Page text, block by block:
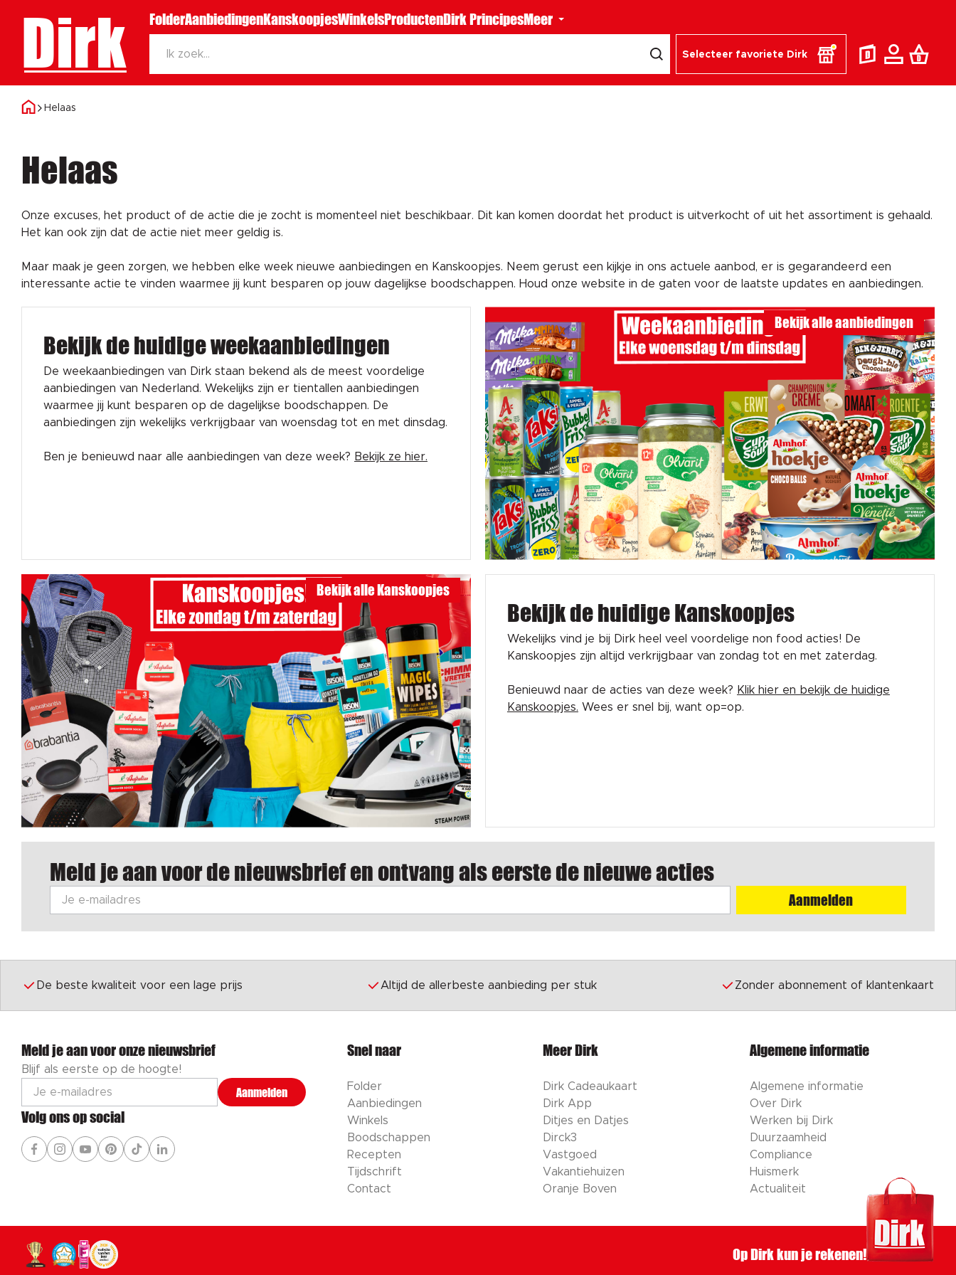
Dirk FolderAanbiedingenKanskoopjesWinkelsProductenDirk PrincipesMeer
Selecteer favoriete Dirk
Helaas
Helaas
Onze excuses, het product of de actie die je zocht is momenteel niet beschikbaar. Dit kan komen doordat het product is uitverkocht of uit het assortiment is gehaald.
Het kan ook zijn dat de actie niet meer geldig is.
Maar maak je geen zorgen, we hebben elke week nieuwe aanbiedingen en Kanskoopjes. Neem gerust een kijkje in ons actuele aanbod, er is gegarandeerd een
interessante actie te vinden waarmee jij kunt besparen op jouw dagelijkse boodschappen. Houd onze website in de gaten voor de laatste updates en aanbiedingen.
Bekijk de huidige weekaanbiedingen
De weekaanbiedingen van Dirk staan bekend als de meest voordelige
aanbiedingen van Nederland. Wekelijks zijn er tientallen aanbiedingen
waarmee jij kunt besparen op de dagelijkse boodschappen. De
aanbiedingen zijn wekelijks verkrijgbaar van woensdag tot en met dinsdag.
Ben je benieuwd naar alle aanbiedingen van deze week? Bekijk ze hier.
Bekijk alle aanbiedingen
Bekijk alle Kanskoopjes
Bekijk de huidige Kanskoopjes
Wekelijks vind je bij Dirk heel veel voordelige non food acties! De
Kanskoopjes zijn altijd verkrijgbaar van zondag tot en met zaterdag.
Benieuwd naar de acties van deze week? Klik hier en bekijk de huidige
Kanskoopjes. Wees er snel bij, want op=op.
Meld je aan voor de nieuwsbrief en ontvang als eerste de nieuwe acties
Aanmelden
De beste kwaliteit voor een lage prijs Altijd de allerbeste aanbieding per stuk Zonder abonnement of klantenkaart
Meld je aan voor onze nieuwsbrief
Blijf als eerste op de hoogte!
Aanmelden
Volg ons op social
Snel naar
Folder
Aanbiedingen
Winkels
Boodschappen
Recepten
Tijdschrift
Contact
Meer Dirk
Dirk Cadeaukaart
Dirk App
Ditjes en Datjes
Dirck3
Vastgoed
Vakantiehuizen
Oranje Boven
Algemene informatie
Algemene informatie
Over Dirk
Werken bij Dirk
Duurzaamheid
Compliance
Huismerk
Actualiteit
Op Dirk kun je rekenen!